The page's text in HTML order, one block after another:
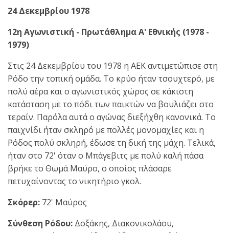
24 Δεκεμβρίου 1978
12η Αγωνιστική - Πρωτάθλημα Α' Εθνικής (1978 -
1979)
Στις 24 Δεκεμβρίου του 1978 η ΑΕΚ αντιμετώπισε στη
Ρόδο την τοπική ομάδα. Το κρύο ήταν τσουχτερό, με
πολύ αέρα και ο αγωνιστικός χώρος σε κάκιστη
κατάσταση με το πόδι των παικτών να βουλιάζει στο
τεραίν. Παρόλα αυτά ο αγώνας διεξήχθη κανονικά. Το
παιχνίδι ήταν σκληρό με πολλές μονομαχίες και η
Ρόδος πολύ σκληρή, έδωσε τη δική της μάχη. Τελικά,
ήταν στο 72' όταν ο Μπάγεβιτς με πολύ καλή πάσα
βρήκε το Θωμά Μαύρο, ο οποίος πλάσαρε
πετυχαίνοντας το νικητήριο γκολ.
Σκόρερ: 72' Μαύρος
Σύνθεση Ρόδου: Δοξάκης, Διακονικολάου,